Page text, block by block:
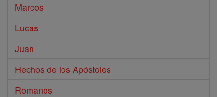
Marcos
Lucas
Juan
Hechos de los Apóstoles
Romanos